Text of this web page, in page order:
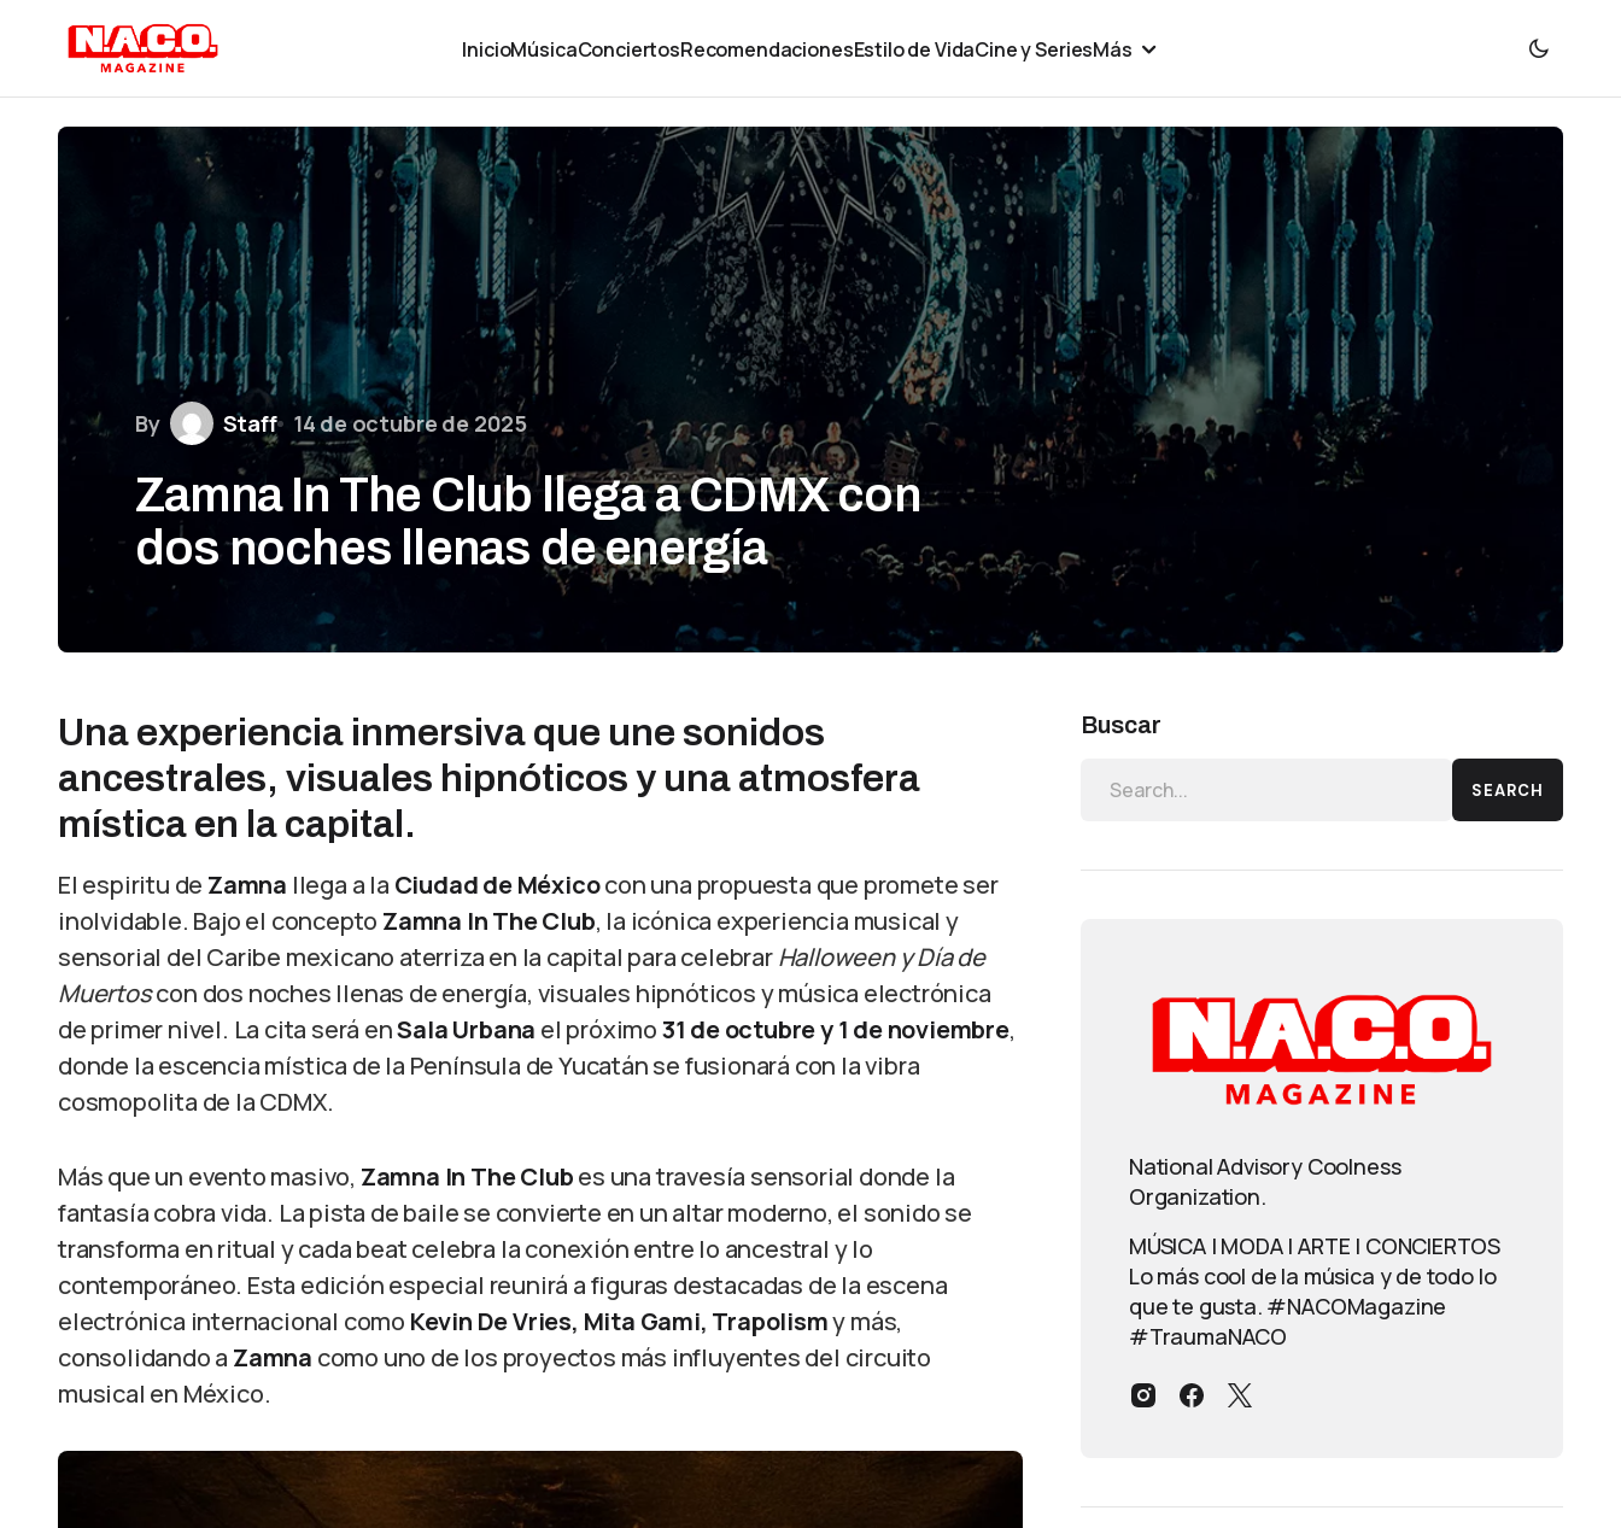
InicioMúsicaConciertosRecomendacionesEstilo de VidaCine y SeriesMás
By Staff 14 de octubre de 2025
Zamna In The Club llega a CDMX con
dos noches llenas de energía
Una experiencia inmersiva que une sonidos
ancestrales, visuales hipnóticos y una atmosfera
mística en la capital.
El espiritu de Zamna llega a la Ciudad de Méxicocon una propuesta que promete ser
inolvidable. Bajo el concepto Zamna In The Club, la icónica experiencia musical y
sensorial del Caribe mexicano aterriza en la capital para celebrarHalloween y Día de
Muertoscon dos noches llenas de energía, visuales hipnóticos y música electrónica
de primer nivel. La cita será enSala Urbana el próximo31 de octubre y 1 de noviembre,
donde la escencia mística de la Península de Yucatán se fusionará con la vibra
cosmopolita de la CDMX.
Más que un evento masivo, Zamna In The Clubes una travesía sensorial donde la
fantasía cobra vida. La pista de baile se convierte en un altar moderno, el sonido se
transforma en ritual y cada beat celebra la conexión entre lo ancestral y lo
contemporáneo. Esta edición especial reunirá a figuras destacadas de la escena
electrónica internacional como Kevin De Vries, Mita Gami, Trapolismy más,
consolidando a Zamna como uno de los proyectos más influyentes del circuito
musical en México.
Buscar
SEARCH
National Advisory Coolness
Organization.
MÚSICA | MODA | ARTE | CONCIERTOS
Lo más cool de la música y de todo lo
que te gusta. #NACOMagazine
#TraumaNACO